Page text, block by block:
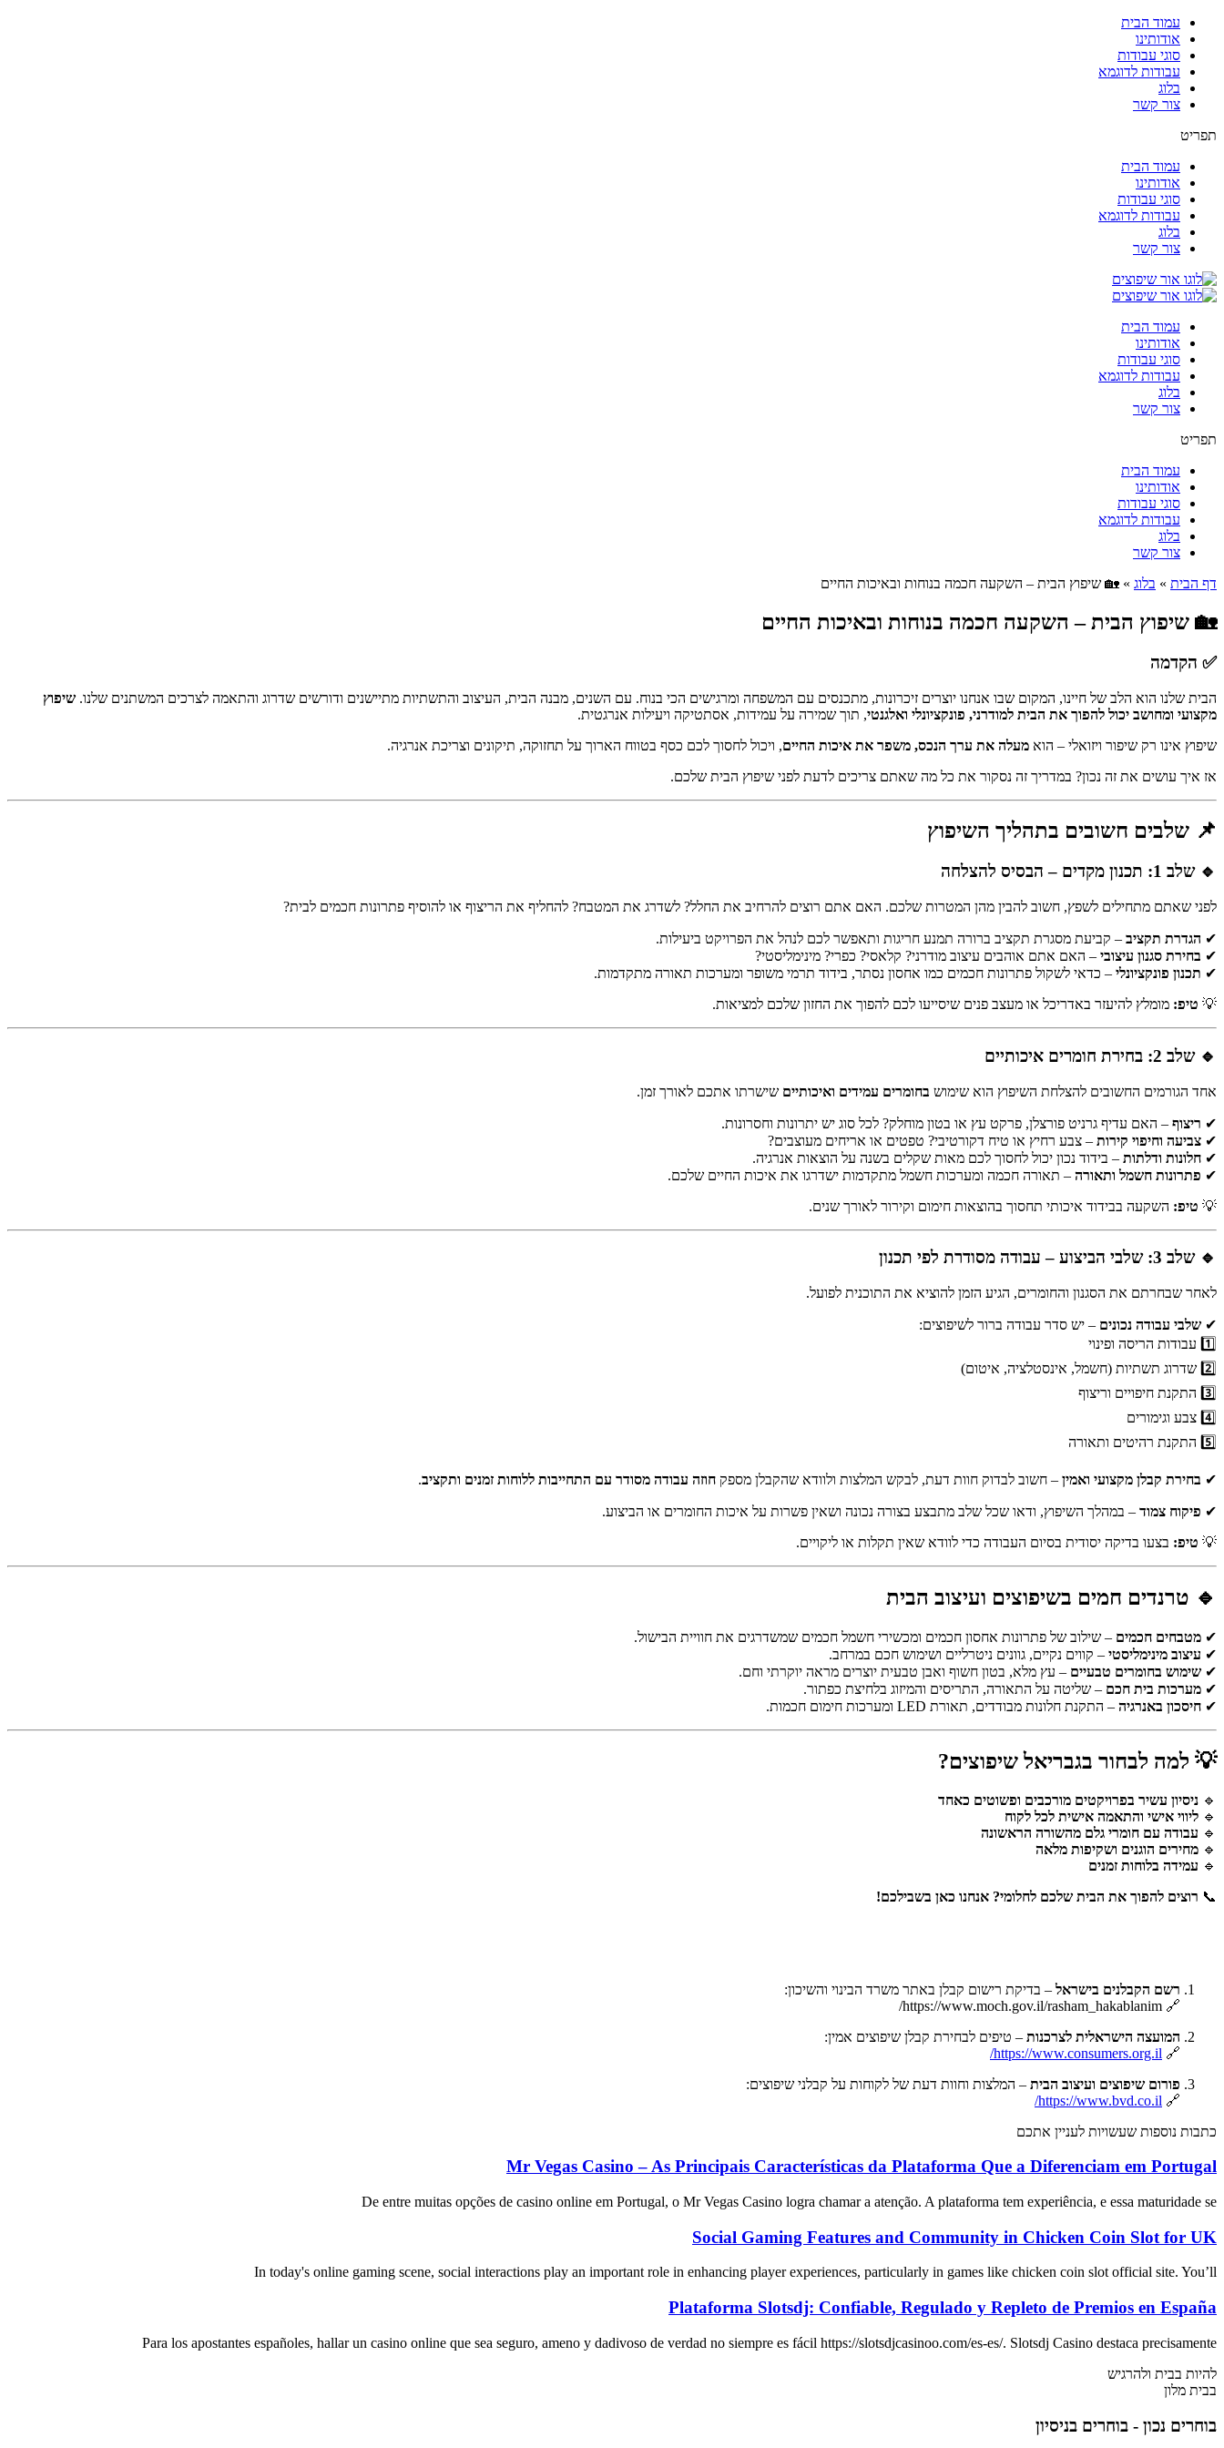
עמוד הבית
אודותינו
סוגי עבודות
עבודות לדוגמא
בלוג
צור קשר
תפריט
עמוד הבית
אודותינו
סוגי עבודות
עבודות לדוגמא
בלוג
צור קשר
עמוד הבית
אודותינו
סוגי עבודות
עבודות לדוגמא
בלוג
צור קשר
תפריט
עמוד הבית
אודותינו
סוגי עבודות
עבודות לדוגמא
בלוג
צור קשר
דף הבית » בלוג » 🏡 שיפוץ הבית – השקעה חכמה בנוחות ובאיכות החיים
🏡 שיפוץ הבית – השקעה חכמה בנוחות ובאיכות החיים
✅ הקדמה
הבית שלנו הוא הלב של חיינו, המקום שבו אנחנו יוצרים זיכרונות, מתכנסים עם המשפחה ומרגישים הכי בנוח. עם השנים, מבנה הבית, העיצוב והתשתיות מתיישנים ודורשים שדרוג והתאמה לצרכים המשתנים שלנו. שיפוץ
מקצועי ומחושב יכול להפוך את הבית למודרני, פונקציונלי ואלגנטי, תוך שמירה על עמידות, אסתטיקה ויעילות אנרגטית.
שיפוץ אינו רק שיפור ויזואלי – הוא מעלה את ערך הנכס, משפר את איכות החיים, ויכול לחסוך לכם כסף בטווח הארוך על תחזוקה, תיקונים וצריכת אנרגיה.
אז איך עושים את זה נכון? במדריך זה נסקור את כל מה שאתם צריכים לדעת לפני שיפוץ הבית שלכם.
📌 שלבים חשובים בתהליך השיפוץ
🔹 שלב 1: תכנון מקדים – הבסיס להצלחה
לפני שאתם מתחילים לשפץ, חשוב להבין מהן המטרות שלכם. האם אתם רוצים להרחיב את החלל? לשדרג את המטבח? להחליף את הריצוף או להוסיף פתרונות חכמים לבית?
✔ הגדרת תקציב – קביעת מסגרת תקציב ברורה תמנע חריגות ותאפשר לכם לנהל את הפרויקט ביעילות.
✔ בחירת סגנון עיצובי – האם אתם אוהבים עיצוב מודרני? קלאסי? כפרי? מינימליסטי?
✔ תכנון פונקציונלי – כדאי לשקול פתרונות חכמים כמו אחסון נסתר, בידוד תרמי משופר ומערכות תאורה מתקדמות.
💡 טיפ: מומלץ להיעזר באדריכל או מעצב פנים שיסייעו לכם להפוך את החזון שלכם למציאות.
🔹 שלב 2: בחירת חומרים איכותיים
אחד הגורמים החשובים להצלחת השיפוץ הוא שימוש בחומרים עמידים ואיכותיים שישרתו אתכם לאורך זמן.
✔ ריצוף – האם עדיף גרניט פורצלן, פרקט עץ או בטון מוחלק? לכל סוג יש יתרונות וחסרונות.
✔ צביעה וחיפוי קירות – צבע רחיץ או טיח דקורטיבי? טפטים או אריחים מעוצבים?
✔ חלונות ודלתות – בידוד נכון יכול לחסוך לכם מאות שקלים בשנה על הוצאות אנרגיה.
✔ פתרונות חשמל ותאורה – תאורה חכמה ומערכות חשמל מתקדמות ישדרגו את איכות החיים שלכם.
💡 טיפ: השקעה בבידוד איכותי תחסוך בהוצאות חימום וקירור לאורך שנים.
🔹 שלב 3: שלבי הביצוע – עבודה מסודרת לפי תכנון
לאחר שבחרתם את הסגנון והחומרים, הגיע הזמן להוציא את התוכנית לפועל.
✔ שלבי עבודה נכונים – יש סדר עבודה ברור לשיפוצים:
1️⃣ עבודות הריסה ופינוי
2️⃣ שדרוג תשתיות (חשמל, אינסטלציה, איטום)
3️⃣ התקנת חיפויים וריצוף
4️⃣ צבע וגימורים
5️⃣ התקנת רהיטים ותאורה
✔ בחירת קבלן מקצועי ואמין – חשוב לבדוק חוות דעת, לבקש המלצות ולוודא שהקבלן מספק חוזה עבודה מסודר עם התחייבות ללוחות זמנים ותקציב.
✔ פיקוח צמוד – במהלך השיפוץ, ודאו שכל שלב מתבצע בצורה נכונה ושאין פשרות על איכות החומרים או הביצוע.
💡 טיפ: בצעו בדיקה יסודית בסיום העבודה כדי לוודא שאין תקלות או ליקויים.
🔹 טרנדים חמים בשיפוצים ועיצוב הבית
✔ מטבחים חכמים – שילוב של פתרונות אחסון חכמים ומכשירי חשמל חכמים שמשדרגים את חוויית הבישול.
✔ עיצוב מינימליסטי – קווים נקיים, גוונים ניטרליים ושימוש חכם במרחב.
✔ שימוש בחומרים טבעיים – עץ מלא, בטון חשוף ואבן טבעית יוצרים מראה יוקרתי וחם.
✔ מערכות בית חכם – שליטה על התאורה, התריסים והמיזוג בלחיצת כפתור.
✔ חיסכון באנרגיה – התקנת חלונות מבודדים, תאורת LED ומערכות חימום חכמות.
💡 למה לבחור בגבריאל שיפוצים?
🔹 ניסיון עשיר בפרויקטים מורכבים ופשוטים כאחד
🔹 ליווי אישי והתאמה אישית לכל לקוח
🔹 עבודה עם חומרי גלם מהשורה הראשונה
🔹 מחירים הוגנים ושקיפות מלאה
🔹 עמידה בלוחות זמנים
📞 רוצים להפוך את הבית שלכם לחלומי? אנחנו כאן בשבילכם!
רשם הקבלנים בישראל – בדיקת רישום קבלן באתר משרד הבינוי והשיכון:
🔗
https://www.moch.gov.il/rasham_hakablanim/
המועצה הישראלית לצרכנות – טיפים לבחירת קבלן שיפוצים אמין:
🔗
https://www.consumers.org.il/
פורום שיפוצים ועיצוב הבית – המלצות וחוות דעת של לקוחות על קבלני שיפוצים:
🔗
https://www.bvd.co.il/
כתבות נוספות שעשויות לעניין אתכם
Mr Vegas Casino – As Principais Características da Plataforma Que a Diferenciam em Portugal
De entre muitas opções de casino online em Portugal, o Mr Vegas Casino logra chamar a atenção. A plataforma tem experiência, e essa maturidade se
Social Gaming Features and Community in Chicken Coin Slot for UK
In today's online gaming scene, social interactions play an important role in enhancing player experiences, particularly in games like chicken coin slot official site. You’ll
Plataforma Slotsdj: Confiable, Regulado y Repleto de Premios en España
Para los apostantes españoles, hallar un casino online que sea seguro, ameno y dadivoso de verdad no siempre es fácil https://slotsdjcasinoo.com/es-es/. Slotsdj Casino destaca precisamente
להיות בבית ולהרגיש
בבית מלון
בוחרים נכון - בוחרים בניסיון